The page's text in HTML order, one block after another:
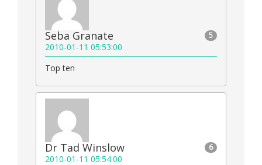
5
Seba Granate
2010-01-11 05:53:00
Top ten
6
Dr Tad Winslow
2010-01-11 05:54:00